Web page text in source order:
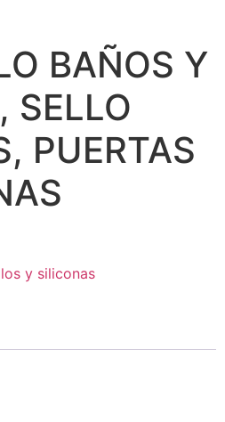
BAÑOS Y
SELLO
PUERTAS
y siliconas